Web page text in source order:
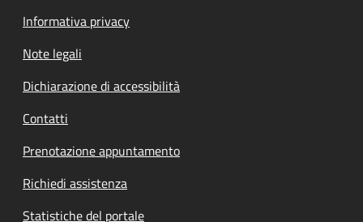
Informativa privacy
Note legali
Dichiarazione di accessibilità
Contatti
Prenotazione appuntamento
Richiedi assistenza
Statistiche del portale